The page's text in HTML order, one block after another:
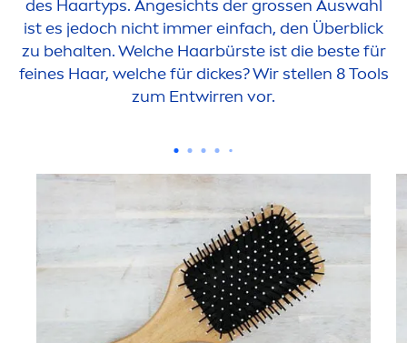
des Haartyps. Angesichts der grossen Auswahl
ist es jedoch nicht immer einfach, den Überblick
zu behalten. Welche Haarbürste ist die beste für
feines Haar, welche für dickes? Wir stellen 8 Tools
zum Entwirren vor.